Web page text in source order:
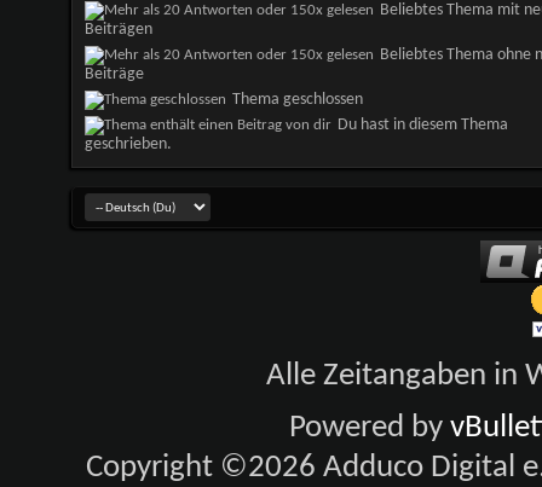
Beliebtes Thema mit
Beiträgen
Beliebtes Thema ohne
Beiträge
Thema geschlossen
Du hast in diesem Thema
geschrieben.
Alle Zeitangaben in
Powered by
Copyright ©2026 Adduco Digital